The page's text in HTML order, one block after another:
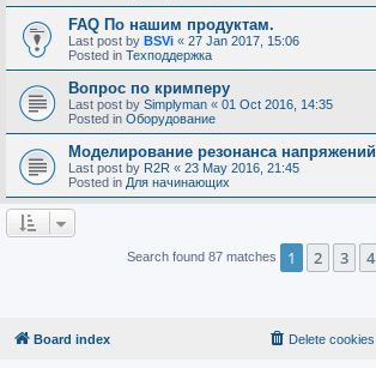
FAQ По нашим продуктам.
Last post by BSVi « 27 Jan 2017, 15:06
Posted in Техподдержка
Вопрос по кримперу
Last post by Simplyman « 01 Oct 2016, 14:35
Posted in Оборудование
Моделирование резонанса напряжений
Last post by R2R « 23 May 2016, 21:45
Posted in Для начинающих
Search found 87 matches 1 2 3 4
Board index Delete cookies